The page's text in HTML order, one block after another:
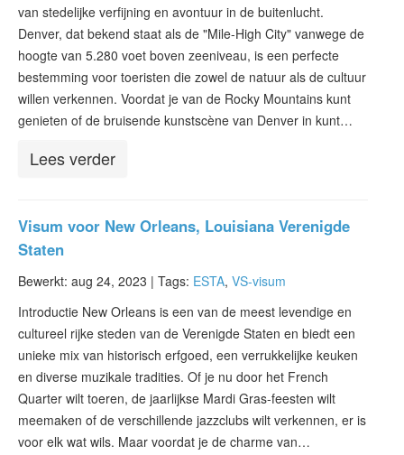
van stedelijke verfijning en avontuur in de buitenlucht.
Denver, dat bekend staat als de "Mile-High City" vanwege de
hoogte van 5.280 voet boven zeeniveau, is een perfecte
bestemming voor toeristen die zowel de natuur als de cultuur
willen verkennen. Voordat je van de Rocky Mountains kunt
genieten of de bruisende kunstscène van Denver in kunt…
Lees verder
Visum voor New Orleans, Louisiana Verenigde
Staten
Bewerkt: aug 24, 2023 | Tags: ESTA, VS-visum
Introductie New Orleans is een van de meest levendige en
cultureel rijke steden van de Verenigde Staten en biedt een
unieke mix van historisch erfgoed, een verrukkelijke keuken
en diverse muzikale tradities. Of je nu door het French
Quarter wilt toeren, de jaarlijkse Mardi Gras-feesten wilt
meemaken of de verschillende jazzclubs wilt verkennen, er is
voor elk wat wils. Maar voordat je de charme van…